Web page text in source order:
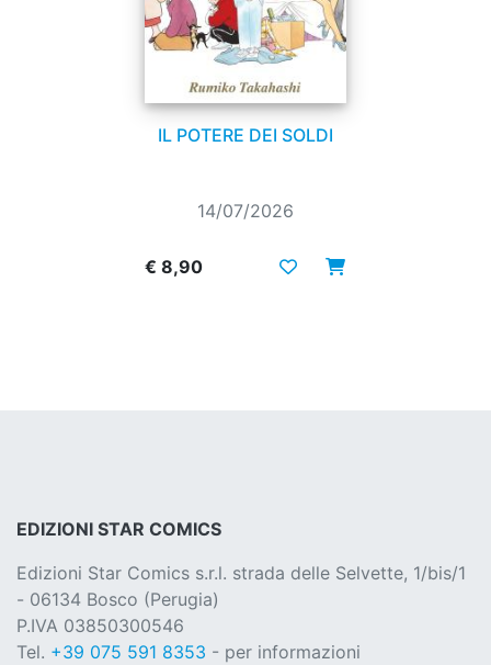
IL POTERE DEI SOLDI
14/07/2026
€ 8,90
EDIZIONI STAR COMICS
Edizioni Star Comics s.r.l. strada delle Selvette, 1/bis/1
- 06134 Bosco (Perugia)
P.IVA 03850300546
Tel. +39 075 591 8353 - per informazioni